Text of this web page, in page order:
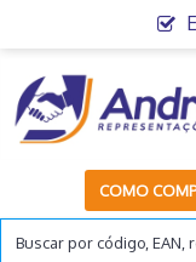
COMO